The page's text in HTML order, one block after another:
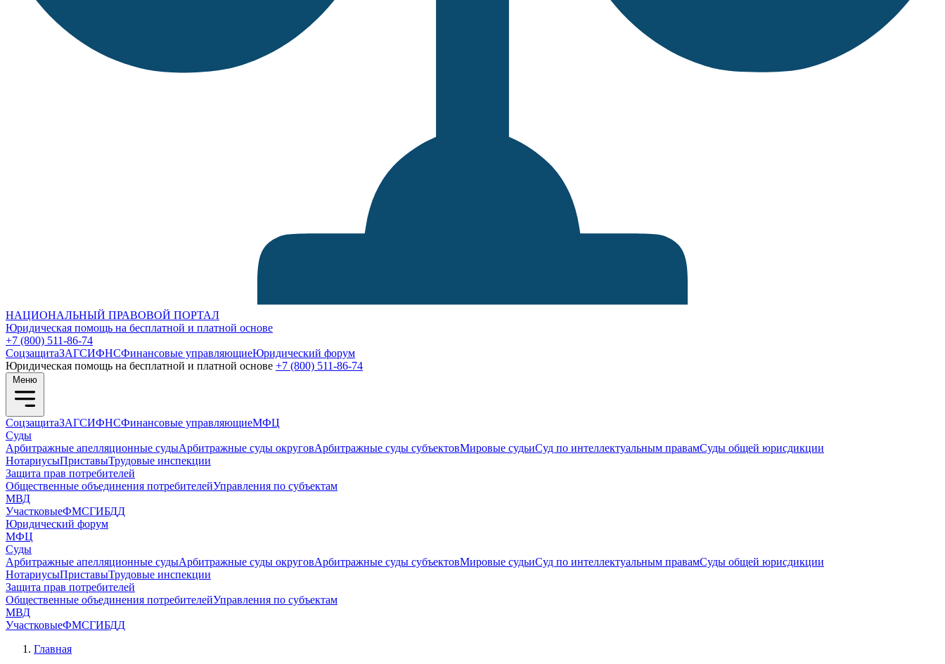
НАЦИОНАЛЬНЫЙ ПРАВОВОЙ ПОРТАЛ
Юридическая помощь на бесплатной и платной основе
+7 (800) 511-86-74
СоцзащитаЗАГСИФНСФинансовые управляющиеЮридический форум
Юридическая помощь на бесплатной и платной основе +7 (800) 511-86-74
Меню
СоцзащитаЗАГСИФНСФинансовые управляющиеМФЦ
Суды
Арбитражные апелляционные судыАрбитражные суды округовАрбитражные суды субъектовМировые судьиСуд по интеллектуальным правамСуды общей юрисдикции
НотариусыПриставыТрудовые инспекции
Защита прав потребителей
Общественные объединения потребителейУправления по субъектам
МВД
УчастковыеФМСГИБДД
Юридический форум
МФЦ
Суды
Арбитражные апелляционные судыАрбитражные суды округовАрбитражные суды субъектовМировые судьиСуд по интеллектуальным правамСуды общей юрисдикции
НотариусыПриставыТрудовые инспекции
Защита прав потребителей
Общественные объединения потребителейУправления по субъектам
МВД
УчастковыеФМСГИБДД
Главная